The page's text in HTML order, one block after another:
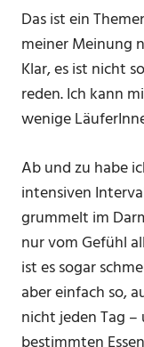
Das ist ein
meiner Meinung
Klar, es ist nicht
reden. Ich kann
wenige
Ab und zu habe
intensiven
grummelt im
nur vom Gefühl
ist es sogar
aber einfach so,
nicht jeden Tag